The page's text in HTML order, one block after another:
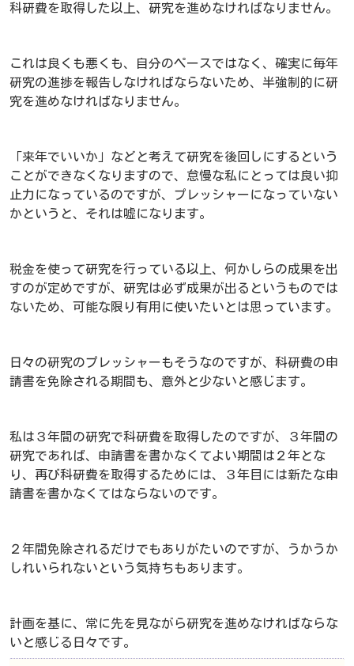
科研費を取得した以上、研究を進めなければなりません。
これは良くも悪くも、自分のペースではなく、確実に毎年
研究の進捗を報告しなければならないため、半強制的に研
究を進めなければなりません。
「来年でいいか」などと考えて研究を後回しにするという
ことができなくなりますので、怠慢な私にとっては良い抑
止力になっているのですが、プレッシャーになっていない
かというと、それは嘘になります。
税金を使って研究を行っている以上、何かしらの成果を出
すのが定めですが、研究は必ず成果が出るというものでは
ないため、可能な限り有用に使いたいとは思っています。
日々の研究のプレッシャーもそうなのですが、科研費の申
請書を免除される期間も、意外と少ないと感じます。
私は３年間の研究で科研費を取得したのですが、３年間の
研究であれば、申請書を書かなくてよい期間は２年とな
り、再び科研費を取得するためには、３年目には新たな申
請書を書かなくてはならないのです。
２年間免除されるだけでもありがたいのですが、うかうか
しれいられないという気持ちもあります。
計画を基に、常に先を見ながら研究を進めなければならな
いと感じる日々です。